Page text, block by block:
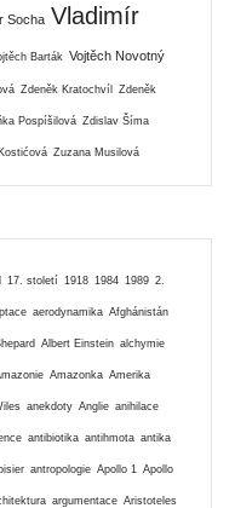
Socha Vladimír
Barták Vojtěch Novotný
Zdeněk Kratochvíl Zdeněk
Pospíšilová Zdislav Šíma
Zuzana Musilová
17. století 1918 1984 1989 2.
aerodynamika Afghánistán
Albert Einstein alchymie
Amazonka Amerika
anekdoty Anglie anihilace
antibiotika antihmota antika
antropologie Apollo 1 Apollo
argumentace Aristoteles